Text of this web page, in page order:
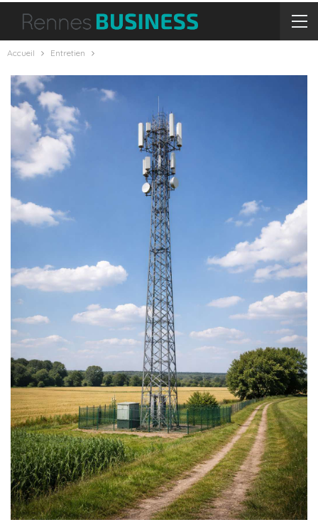
Accueil Entretien